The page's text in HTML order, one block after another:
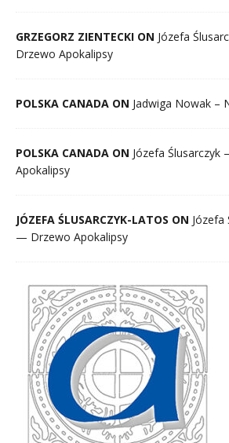
GRZEGORZ ZIENTECKI ON Józefa
Drzewo Apokalipsy
POLSKA CANADA ON Jadwiga Nowak –
POLSKA CANADA ON Józefa
Apokalipsy
JÓZEFA ŚLUSARCZYK-LATOS ON Józefa
— Drzewo Apokalipsy